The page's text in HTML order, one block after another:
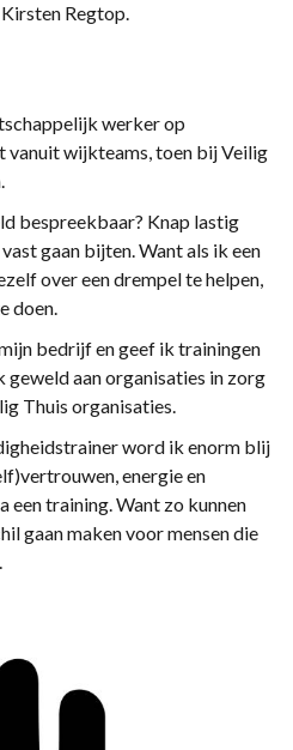
Regtop.
werker op
vanuit wijkteams, toen bij Veilig
bespreekbaar? Knap lastig
gaan bijten. Want als ik een
over een drempel te helpen,
doen.
bedrijf en geef ik trainingen
geweld aan organisaties in zorg
Thuis organisaties.
word ik enorm blij
energie en
een training. Want zo kunnen
gaan maken voor mensen die